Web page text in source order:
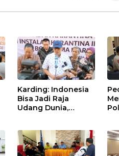
Karding: Indonesia
Bisa Jadi Raja
Udang Dunia,